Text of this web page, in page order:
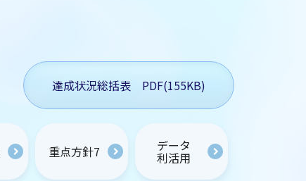
達成状況総括表 PDF(155KB)
重点方針7 データ
利活用